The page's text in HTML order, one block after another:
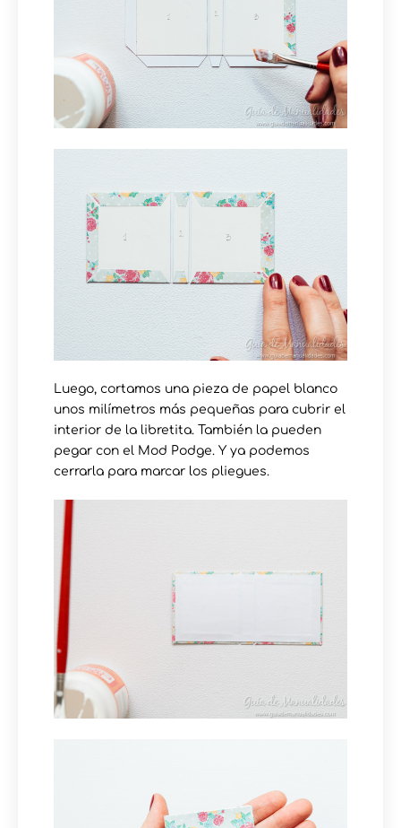
Luego, cortamos una pieza de papel blanco
unos milímetros más pequeñas para cubrir el
interior de la libretita. También la pueden
pegar con el Mod Podge. Y ya podemos
cerrarla para marcar los pliegues.